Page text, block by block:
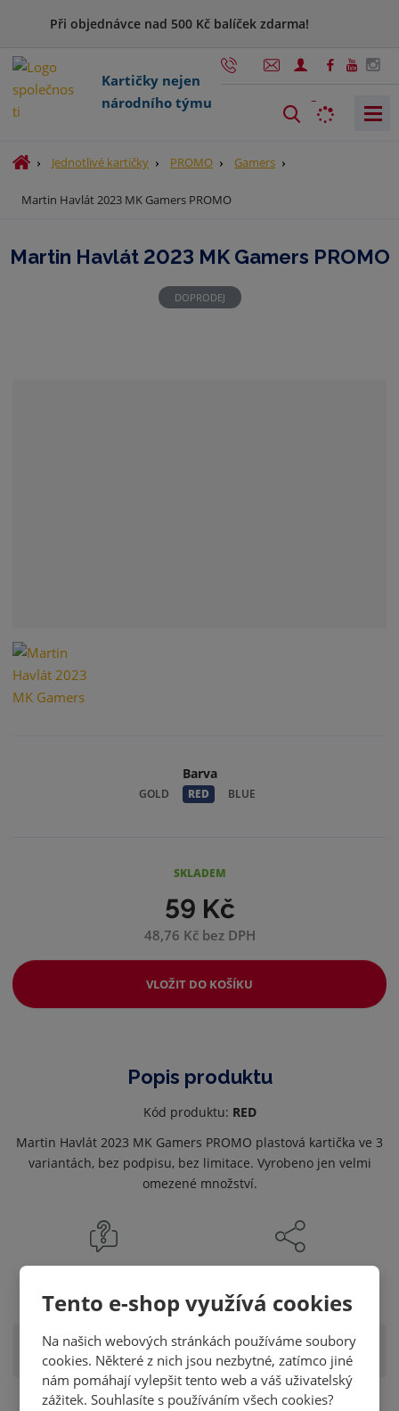
Tento e-shop využívá cookies
Na našich webových stránkách používáme soubory
cookies. Některé z nich jsou nezbytné, zatímco jiné
nám pomáhají vylepšit tento web a váš uživatelský
zážitek. Souhlasíte s používáním všech cookies?
Při objednávce nad 500 Kč balíček zdarma!
Kartičky nejen
národního týmu
t
Ú
o
í
Jednotlivé kartičky PROMO Gamers
Martin Havlát 2023 MK Gamers PROMO
Martin Havlát 2023 MK Gamers PROMO
DOPRODEJ
Barva
GOLD RED BLUE
59 Kč
48,76 Kč bez DPH
SKLADEM
VLOŽIT DO KOŠÍKU
Popis produktu
Kód produktu: RED
Martin Havlát 2023 MK Gamers PROMO plastová kartička ve 3
variantách, bez podpisu, bez limitace. Vyrobeno jen velmi
omezené množství.
Zobrazit hodnocení produktu